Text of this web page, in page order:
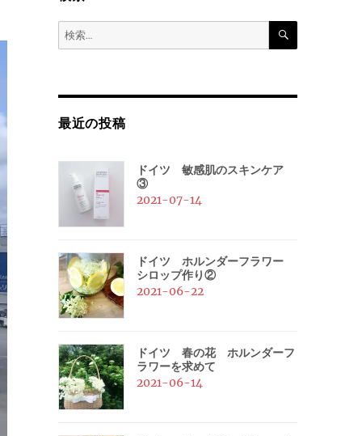
検
索:
検
最近の投稿
ドイツ 敏感肌のスキンケア
③
2021-07-14
ドイツ ホルンダーフラワー
シロップ作り②
2021-06-22
ドイツ 春の花 ホルンダーフ
ラワーを求めて
2021-06-14